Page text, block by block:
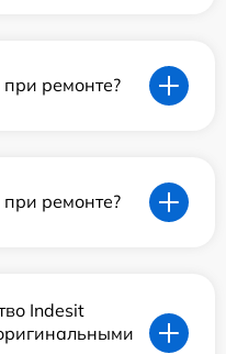
ремонте?
ремонте?
Indesit